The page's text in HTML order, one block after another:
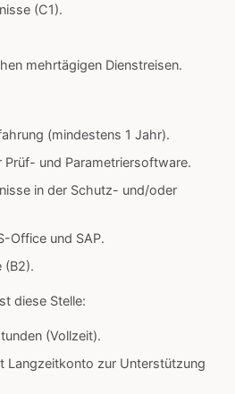
(C1).
mehrtägigen Dienstreisen.
(mindestens 1 Jahr).
Prüf- und Parametriersoftware.
in der Schutz- und/oder
Office und SAP.
(B2).
diese Stelle:
(Vollzeit).
Langzeitkonto zur Unterstützung